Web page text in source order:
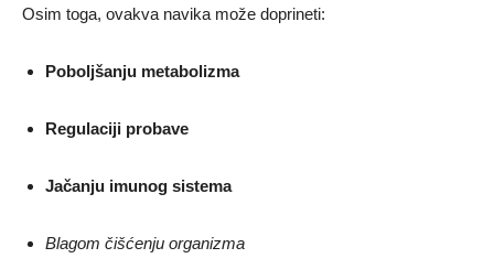
Osim toga, ovakva navika može doprineti:
Poboljšanju metabolizma
Regulaciji probave
Jačanju imunog sistema
Blagom čišćenju organizma